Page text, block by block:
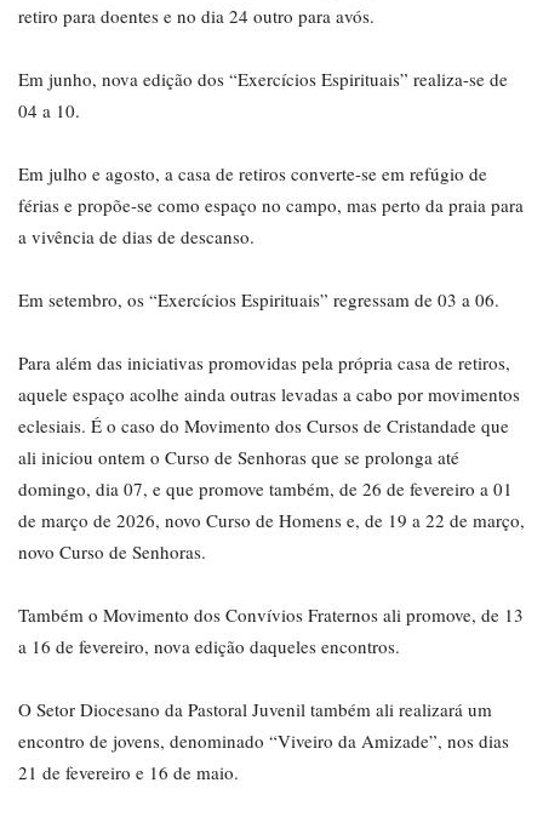
retiro para doentes e no dia 24 outro para avós.
Em junho, nova edição dos “Exercícios Espirituais” realiza-se de
04 a 10.
Em julho e agosto, a casa de retiros converte-se em refúgio de
férias e propõe-se como espaço no campo, mas perto da praia para
a vivência de dias de descanso.
Em setembro, os “Exercícios Espirituais” regressam de 03 a 06.
Para além das iniciativas promovidas pela própria casa de retiros,
aquele espaço acolhe ainda outras levadas a cabo por movimentos
eclesiais. É o caso do Movimento dos Cursos de Cristandade que
ali iniciou ontem o Curso de Senhoras que se prolonga até
domingo, dia 07, e que promove também, de 26 de fevereiro a 01
de março de 2026, novo Curso de Homens e, de 19 a 22 de março,
novo Curso de Senhoras.
Também o Movimento dos Convívios Fraternos ali promove, de 13
a 16 de fevereiro, nova edição daqueles encontros.
O Setor Diocesano da Pastoral Juvenil também ali realizará um
encontro de jovens, denominado “Viveiro da Amizade”, nos dias
21 de fevereiro e 16 de maio.